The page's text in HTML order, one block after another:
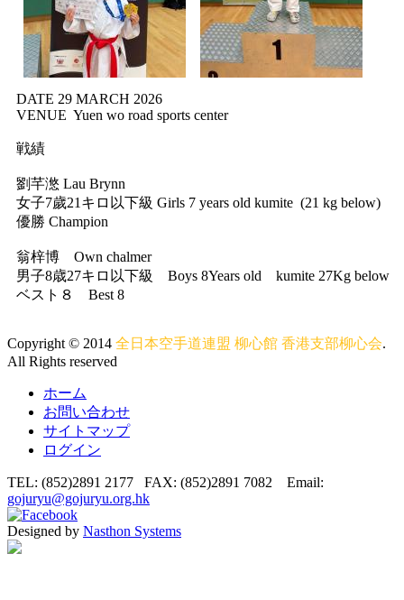
DATE 29 MARCH 2026
VENUE Yuen wo road sports center
戦績
劉芊滺 Lau Brynn
女子7歲21キロ以下級 Girls 7 years old kumite (21 kg below)
優勝 Champion
翁梓博 Own chalmer
男子8歳27キロ以下級 Boys 8Years old kumite 27Kg below
ベスト８ Best 8
Copyright © 2014 全日本空手道連盟 柳心館 香港支部柳心会.
All Rights reserved
ホーム
お問い合わせ
サイトマップ
ログイン
TEL: (852)2891 2177 FAX: (852)2891 7082 Email:
gojuryu@gojuryu.org.hk
Designed by Nasthon Systems